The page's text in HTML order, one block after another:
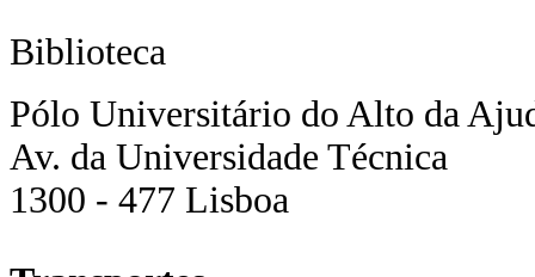
Biblioteca
Pólo Universitário do Alto da
Av. da Universidade Técnica
1300 - 477 Lisboa